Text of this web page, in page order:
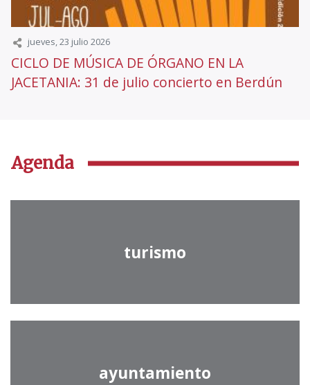
jueves, 23 julio 2026
CICLO DE MÚSICA DE ÓRGANO EN LA
JACETANIA: 31 de julio concierto en Berdún
Agenda
turismo
ayuntamiento